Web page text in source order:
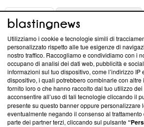
ABOUT
Questa sezione offre informazioni
News, sui nostri processi editoriali e su
creare news di qualità. Inoltre, afferma la
‘Trust Project - News with Integrity’
ancora membro del programma, ma ha
parte; Trust Project non ha ancora
conformità agli standard.
Su di noi
Utilizziamo i cookie e tecnologie simili di
personalizzato rispetto alle tue esigenze di
nostro traffico. Raccogliamo e condividiamo con i
occupano di analisi dei dati web, pubblicità e
informazioni sul tuo dispositivo, come l’indirizzo IP
dispositivo, i quali potrebbero combinarle con altre
fornito loro o che hanno raccolto dal tuo utilizzo
acconsentire all’uso di tali tecnologie cliccando il
presente su questo banner oppure personalizzare
eventualmente negando il consenso al
parte dei partner terzi, cliccando sul pulsante